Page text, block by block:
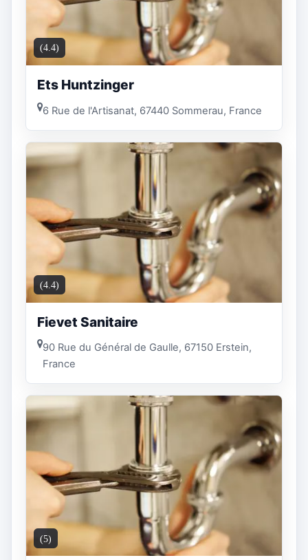
(4.4)
Ets Huntzinger
6 Rue de l'Artisanat, 67440 Sommerau, France
(4.4)
Fievet Sanitaire
90 Rue du Général de Gaulle, 67150 Erstein,
France
(5)